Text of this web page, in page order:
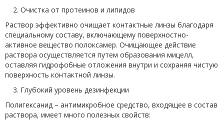
2. Очистка от протеинов и липидов
Раствор эффективно очищает контактные линзы благодаря
специальному составу, включающему поверхностно-
активное вещество полоксамер. Очищающее действие
раствора осуществляется путем образования мицелл,
оставляя гидрофобные отложения внутри и сохраняя чистую
поверхность контактной линзы.
3. Глубокий уровень дезинфекции
Полигексанид – антимикробное средство, входящее в состав
раствора, имеет много полезных свойств: